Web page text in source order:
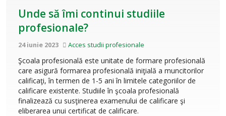
Unde să îmi continui studiile
profesionale?
24 iunie 2023 Acces studii profesionale
Şcoala profesională este unitate de formare profesională
care asigură formarea profesională iniţială a muncitorilor
calificaţi, în termen de 1-5 ani în limitele categoriilor de
calificare existente. Studiile în şcoala profesională
finalizează cu susţinerea examenului de calificare şi
eliberarea unui certificat de calificare.